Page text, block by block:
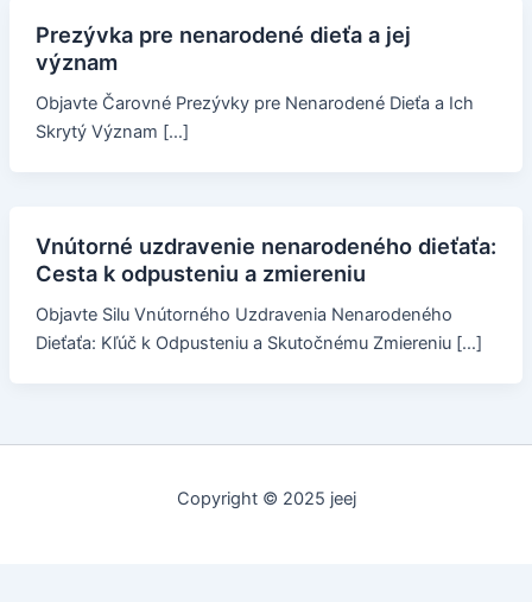
Prezývka pre nenarodené dieťa a jej
význam
Objavte Čarovné Prezývky pre Nenarodené Dieťa a Ich
Skrytý Význam […]
Vnútorné uzdravenie nenarodeného dieťaťa:
Cesta k odpusteniu a zmiereniu
Objavte Silu Vnútorného Uzdravenia Nenarodeného
Dieťaťa: Kľúč k Odpusteniu a Skutočnému Zmiereniu […]
Copyright © 2025 jeej